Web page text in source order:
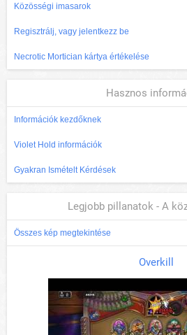
Közösségi imasarok
Regisztrálj, vagy jelentkezz be
Necrotic Mortician kártya értékelése
Hasznos
Információk kezdőknek
Violet Hold információk
Gyakran Ismételt Kérdések
Legjobb pillanatok - A
Összes kép megtekintése
Overkill